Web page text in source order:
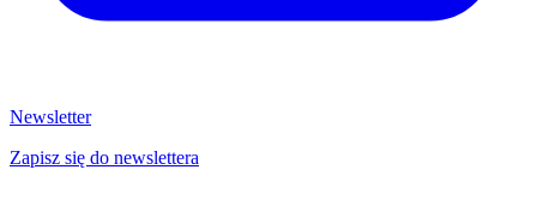
Newsletter
Zapisz się do newslettera